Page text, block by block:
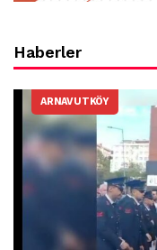
Haberler
ARNAVUTKÖY